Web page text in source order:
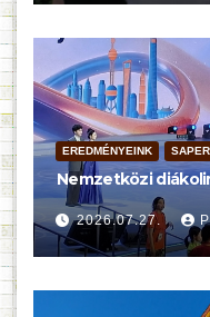
EREDMÉNYEINK
Nemzetközi
2026.07.27.